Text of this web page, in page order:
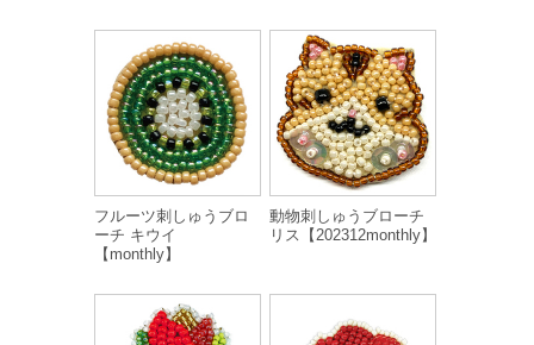
フルーツ刺しゅうブロ
ーチ キウイ
【monthly】
動物刺しゅうブローチ
リス【202312monthly】